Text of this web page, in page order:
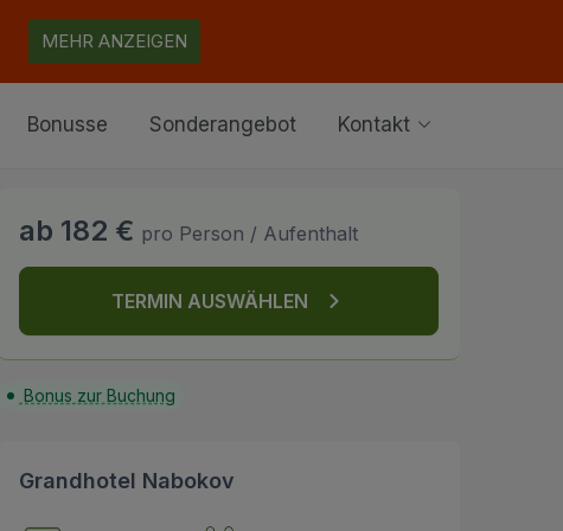
MEHR ANZEIGEN
Bonusse Sonderangebot Kontakt
ab 182 € pro Person / Aufenthalt
TERMIN AUSWÄHLEN
Bonus zur Buchung
Grandhotel Nabokov